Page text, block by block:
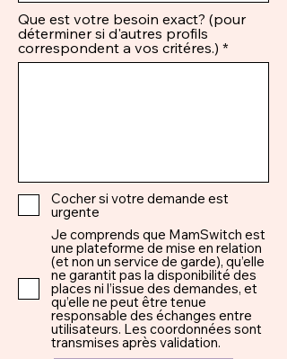
Que est votre besoin exact? (pour
déterminer si d'autres profils
correspondent a vos critéres.)
Cocher si votre demande est
urgente
Je comprends que MamSwitch est
une plateforme de mise en relation
(et non un service de garde), qu’elle
ne garantit pas la disponibilité des
places ni l’issue des demandes, et
qu’elle ne peut être tenue
responsable des échanges entre
utilisateurs. Les coordonnées sont
transmises après validation.